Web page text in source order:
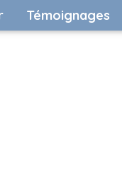
Témoignages